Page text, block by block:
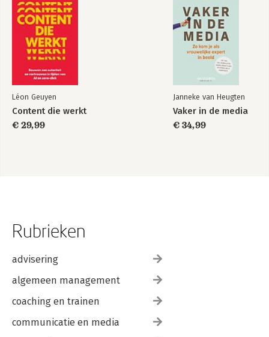
Samengevat
Nawoord
Literatuur
Over de auteur
Léon Geuyen
Content die werkt
€ 29,99
Janneke van Heugten
Vaker in de media
€ 34,99
Rubrieken
advisering
algemeen management
coaching en trainen
communicatie en media